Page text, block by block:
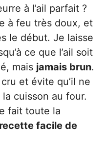
à l’ail parfait ?
à feu très doux, et
le début. Je laisse
ce que l’ail soit
mais jamais brun.
et évite qu’il ne
cuisson au four.
fait toute la
recette facile de